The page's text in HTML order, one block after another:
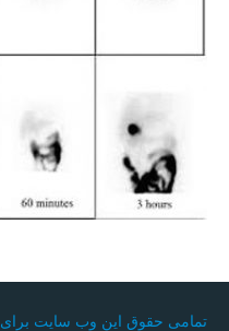
تمامی حقوق این وب سایت برای